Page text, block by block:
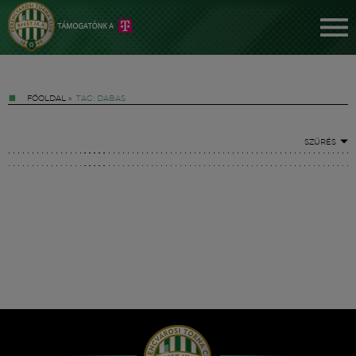
FŐOLDAL » TAG: DABAS
SZŰRÉS
Hírek